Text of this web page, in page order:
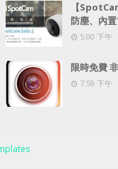
【
防塵、內
5:00 下午
限時免費
7:59 下午